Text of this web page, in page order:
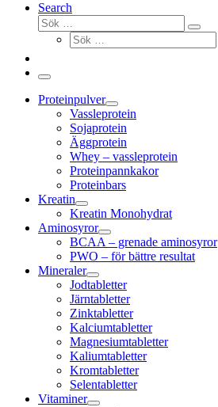
Search
Sök
Sök
Sök
Meny
Proteinpulver
Vassleprotein
Sojaprotein
Äggprotein
Whey – vassleprotein
Proteinpannkakor
Proteinbars
Kreatin
Kreatin Monohydrat
Aminosyror
BCAA – grenade aminosyror
PWO – för bättre resultat
Mineraler
Jodtabletter
Järntabletter
Zinktabletter
Kalciumtabletter
Magnesiumtabletter
Kaliumtabletter
Kromtabletter
Selentabletter
Vitaminer